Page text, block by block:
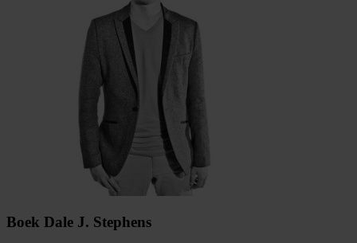
Boek Dale J. Stephens